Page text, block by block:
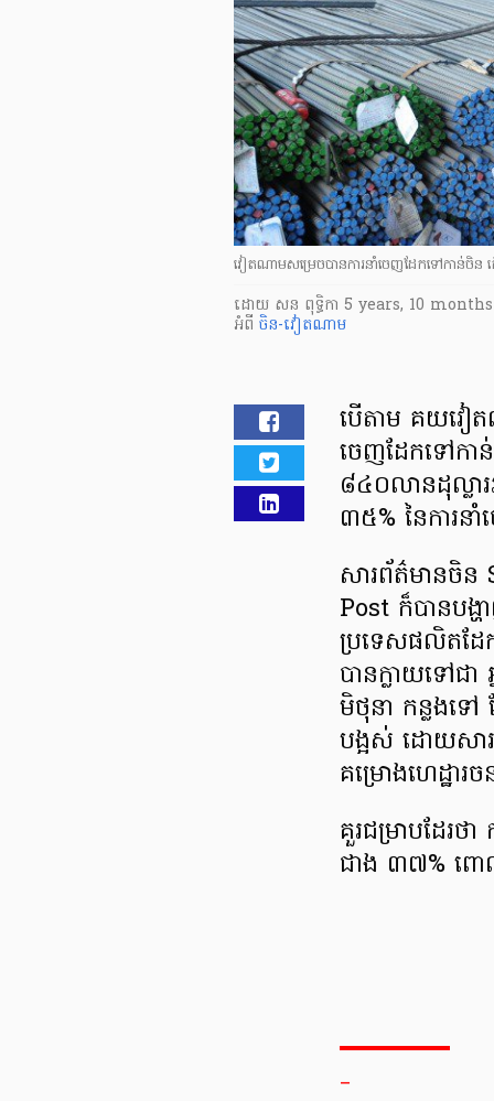
វៀតណាមសម្រេចបានការនាំចេញដែកទៅកាន់ចិ
ដោយ សន ពុទ្ធិកា 5 years, 10
អំពី ចិន-វៀតណាម
បើតាម គយវៀត
ចេញ​ដែក​ទៅកា
៨៤០លាន​ដុល្លា
៣៥% នៃការន
សារព័ត៌មាន​ចិ
Post ក៏បានបង្
ប្រទេស​ផលិត​ដ
បានក្លាយ​ទៅជ
មិថុនា កន្លងទ
បង្អស់ ដោយសារ
គម្រោង​ហេដ្ឋារច
គួរជម្រាបដែរ
ជាង ៣៧% ព
_